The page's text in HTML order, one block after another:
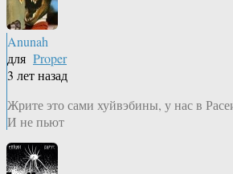
Anunah
для Proper
3 лет назад
Жрите это сами хуйвэбины, у нас в
И не пьют